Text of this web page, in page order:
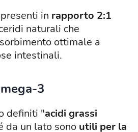
in rapporto 2:1
naturali che
ottimale a
intestinali.
3
definiti "acidi grassi
da un lato sono utili per la